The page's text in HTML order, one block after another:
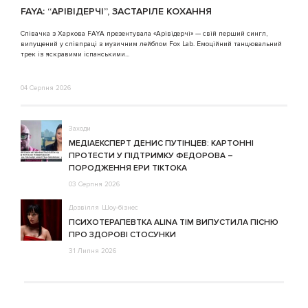
FAYA: “АРІВІДЕРЧІ”, ЗАСТАРІЛЕ КОХАННЯ
Співачка з Харкова FAYA презентувала «Арівідерчі» — свій перший сингл,
випущений у співпраці з музичним лейблом Fox Lab. Емоційний танцювальний
трек із яскравими іспанськими...
04 Серпня 2026
Заходи
МЕДІАЕКСПЕРТ ДЕНИС ПУТІНЦЕВ: КАРТОННІ
ПРОТЕСТИ У ПІДТРИМКУ ФЕДОРОВА –
ПОРОДЖЕННЯ ЕРИ ТІКТОКА
03 Серпня 2026
Дозвілля Шоу-бізнес
ПСИХОТЕРАПЕВТКА ALINA TIM ВИПУСТИЛА ПІСНЮ
ПРО ЗДОРОВІ СТОСУНКИ
31 Липня 2026